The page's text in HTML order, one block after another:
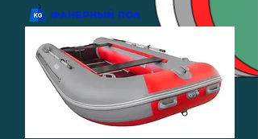
ФАНЕРНЫЙ ПОЛ